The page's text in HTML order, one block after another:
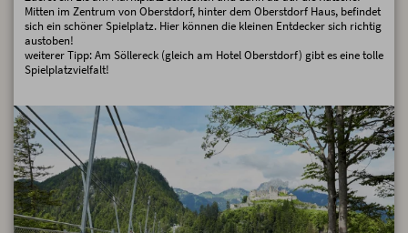
Mitten im Zentrum von Oberstdorf, hinter dem Oberstdorf Haus, befindet
sich ein schöner Spielplatz. Hier können die kleinen Entdecker sich richtig
austoben!
weiterer Tipp: Am Söllereck (gleich am Hotel Oberstdorf) gibt es eine tolle
Spielplatzvielfalt!